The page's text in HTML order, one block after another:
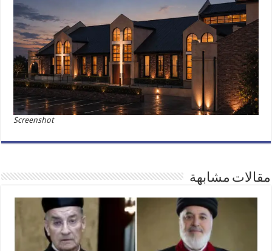
Screenshot
مقالات مشابهة